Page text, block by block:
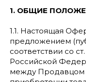
1. ОБЩИЕ
1.1. Настоящая
предложением
соответствии со
Российской
между Продавцом